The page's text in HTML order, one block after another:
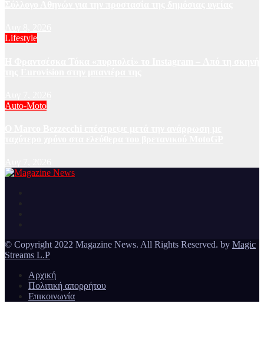
Lifestyle
Auto-Moto
© Copyright 2022 Magazine News. All Rights Reserved. by Magic
Streams L.P
Αρχική
Πολιτική απορρήτου
Επικοινωνία